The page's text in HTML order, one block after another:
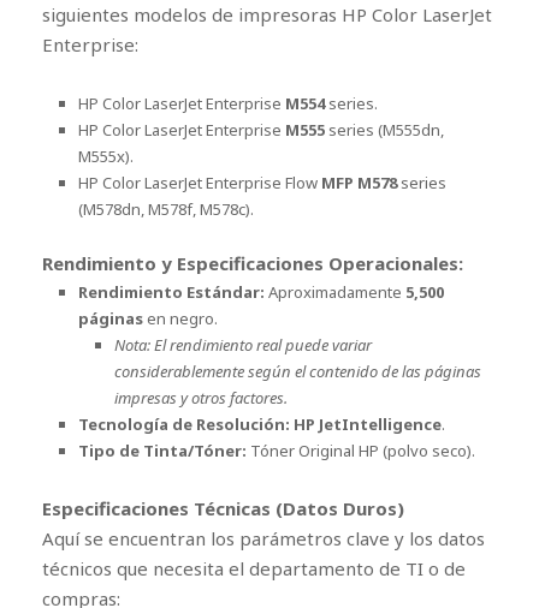
siguientes modelos de impresoras HP Color LaserJet
Enterprise:
HP Color LaserJet Enterprise M554series.
HP Color LaserJet Enterprise M555 series (M555dn,
M555x).
HP Color LaserJet Enterprise Flow MFP M578series
(M578dn, M578f, M578c).
Rendimiento y Especificaciones Operacionales:
Rendimiento Estándar: Aproximadamente 5,500
páginasen negro.
Nota: El rendimiento real puede variar
considerablemente según el contenido de las páginas
impresas y otros factores.
Tecnología de Resolución: HP JetIntelligence.
Tipo de Tinta/Tóner: Tóner Original HP (polvo seco).
Especificaciones Técnicas (Datos Duros)
Aquí se encuentran los parámetros clave y los datos
técnicos que necesita el departamento de TI o de
compras: